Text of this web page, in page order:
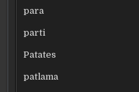
para
parti
Patates
patlama